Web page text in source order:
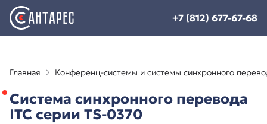
+7 (812) 677-67-68
Главная Конференц-системы и системы синхронного
Система синхронного перевода
ITC серии TS-0370